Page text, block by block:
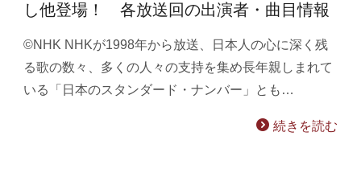
し他登場！ 各放送回の出演者・曲目情報
©NHK NHKが1998年から放送、日本人の心に深く残
る歌の数々、多くの人々の支持を集め長年親しまれて
いる「日本のスタンダード・ナンバー」とも…
続きを読む